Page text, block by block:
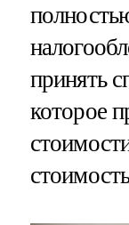
принять
которое